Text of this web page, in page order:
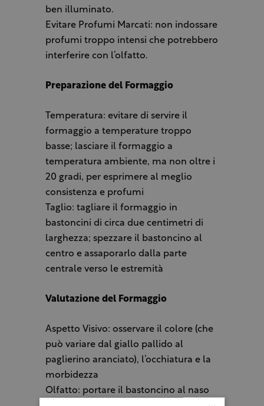
ben illuminato.
Evitare Profumi Marcati: non indossare
profumi troppo intensi che potrebbero
interferire con l’olfatto.
Preparazione del Formaggio
Temperatura: evitare di servire il
formaggio a temperature troppo
basse; lasciare il formaggio a
temperatura ambiente, ma non oltre i
20 gradi, per esprimere al meglio
consistenza e profumi
Taglio: tagliare il formaggio in
bastoncini di circa due centimetri di
larghezza; spezzare il bastoncino al
centro e assaporarlo dalla parte
centrale verso le estremità
Valutazione del Formaggio
Aspetto Visivo: osservare il colore (che
può variare dal giallo pallido al
paglierino aranciato), l’occhiatura e la
morbidezza
Olfatto: portare il bastoncino al naso